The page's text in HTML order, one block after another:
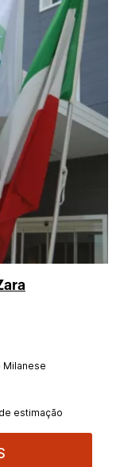
Milanese
estimação